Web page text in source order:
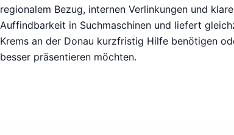
regionalem Bezug, internen Verlinkungen und
Auffindbarkeit in Suchmaschinen und liefert
Krems an der Donau kurzfristig Hilfe benötigen
besser präsentieren möchten.